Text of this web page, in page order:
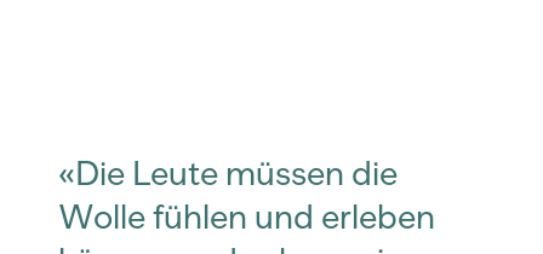
«Die Leute müssen die
Wolle fühlen und erleben